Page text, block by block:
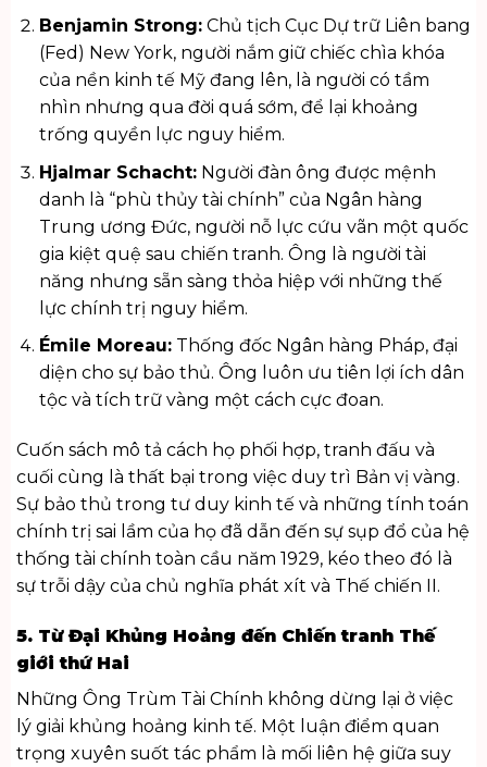
Benjamin Strong:Chủ tịch Cục Dự trữ Liên bang
(Fed) New York, người nắm giữ chiếc chìa khóa
của nền kinh tế Mỹ đang lên, là người có tầm
nhìn nhưng qua đời quá sớm, để lại khoảng
trống quyền lực nguy hiểm.
Hjalmar Schacht:Người đàn ông được mệnh
danh là “phù thủy tài chính” của Ngân hàng
Trung ương Đức, người nỗ lực cứu vãn một quốc
gia kiệt quệ sau chiến tranh. Ông là người tài
năng nhưng sẵn sàng thỏa hiệp với những thế
lực chính trị nguy hiểm.
Émile Moreau:Thống đốc Ngân hàng Pháp, đại
diện cho sự bảo thủ. Ông luôn ưu tiên lợi ích dân
tộc và tích trữ vàng một cách cực đoan.
Cuốn sách mô tả cách họ phối hợp, tranh đấu và
cuối cùng là thất bại trong việc duy trì Bản vị vàng.
Sự bảo thủ trong tư duy kinh tế và những tính toán
chính trị sai lầm của họ đã dẫn đến sự sụp đổ của hệ
thống tài chính toàn cầu năm 1929, kéo theo đó là
sự trỗi dậy của chủ nghĩa phát xít và Thế chiến II.
5. Từ Đại Khủng Hoảng đến Chiến tranh Thế
giới thứ Hai
Những Ông Trùm Tài Chính không dừng lại ở việc
lý giải khủng hoảng kinh tế. Một luận điểm quan
trọng xuyên suốt tác phẩm là mối liên hệ giữa suy